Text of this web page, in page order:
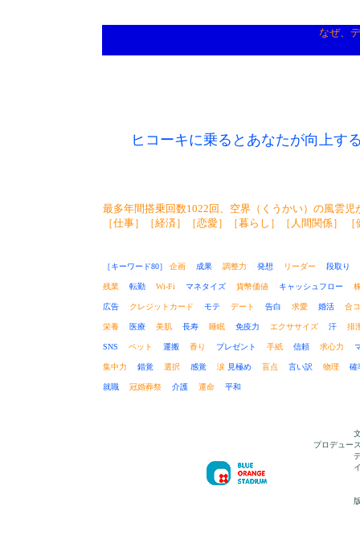
なぜ、
ヒコーキに乗るとあなたが向上す
最多年間搭乗回数1022回、空界（くうかい）の風雲児
［仕事］［経済］［恋愛］［暮らし］［人間関係］
［キーワード80］ 企画 成果 調整力 発想 リーダー 段取り
残業 転勤 Wi-Fi マネタイズ 貨幣価値 キャッシュフロー
広告 クレジットカード モテ デート 告白 求愛 婚活 合
栄養 医療 美肌 長寿 睡眠 免疫力 エクササイズ 汗
SNS ペット 運搬 香り プレゼント 手紙 信頼 求心力
集中力 錯覚 選択 感覚 涙 見極め 盲点 言い訳 物理
就職 冠婚葬祭 介護 運命 平和
プロデュー